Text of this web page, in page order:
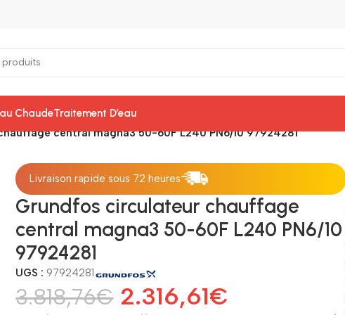
ChaudeTraitement D’eau
central magna3 50-60F L240 PN6/10 97924281
Livraison rapide sous 72 heures
Grundfos circulateur chauffage
central magna3 50-60F L240 PN6/10
97924281
UGS :97924281
3.818,76€ 2.316,61€